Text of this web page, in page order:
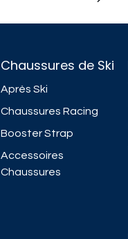
Chaussures de Ski
Après Ski
Chaussures Racing
Booster Strap
Accessoires
Chaussures